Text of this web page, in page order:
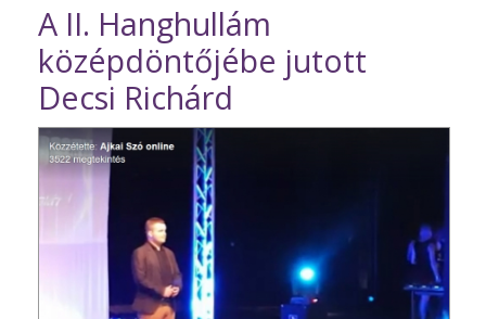
A II. Hanghullám
középdöntőjébe jutott
Decsi Richárd